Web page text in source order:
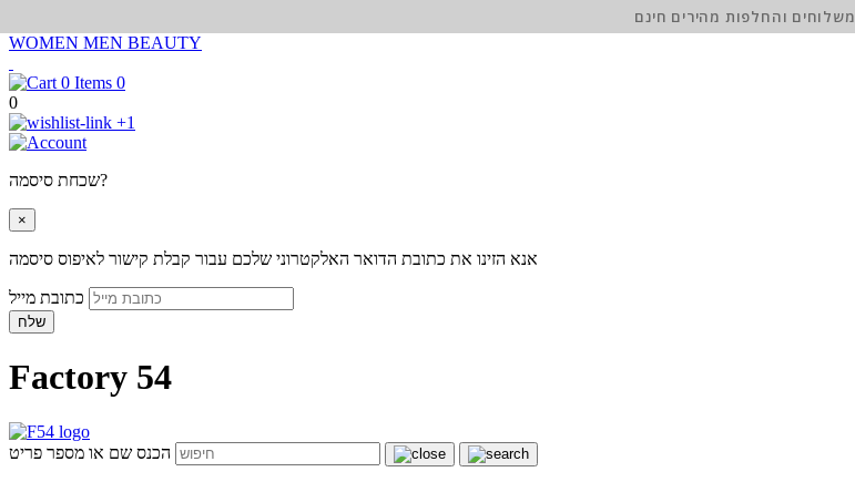
WOMEN MEN BEAUTY
0
0
+1
שכחת סיסמה?
×
אנא הזינו את כתובת הדואר האלקטרוני שלכם עבור קבלת קישור לאיפוס סיסמה
שלח
Factory 54
הכנס שם או מספר פריט
משלוחים והחלפות מהירים חינם